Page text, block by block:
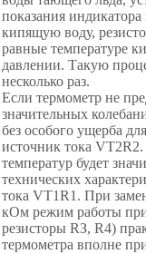
показания индикатора
кипящую воду,
равные температуре
давлении. Такую
несколько раз.
Если термометр не
значительных
без особого ущерба
источник тока VТ2R2.
температур будет
технических
тока VТ1R1. При
кОм режим работы
резисторы RЗ, R4)
термометра вполне